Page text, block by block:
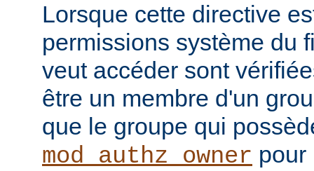
Lorsque cette directive
permissions système du
veut accéder sont
être un membre d'un
que le groupe qui
mod_authz_owner pour